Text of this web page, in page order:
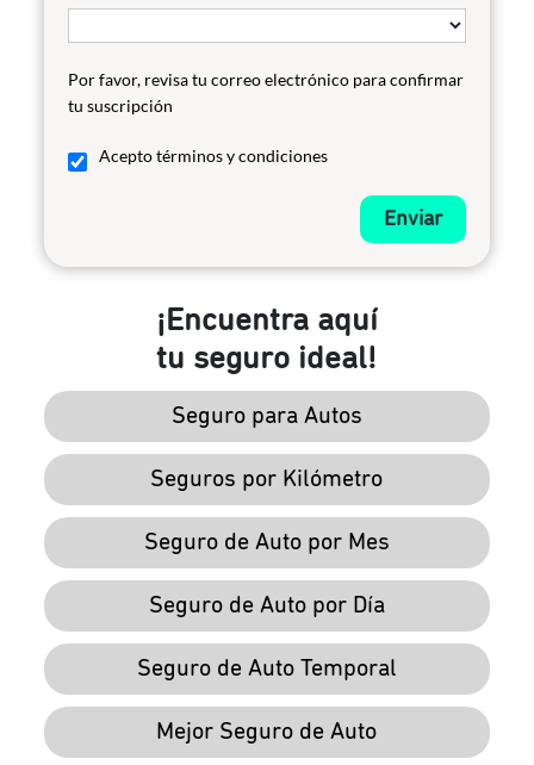
Por favor, revisa tu correo electrónico para confirmar
tu suscripción
Acepto términos y condiciones
Enviar
¡Encuentra aquí
tu seguro ideal!
Seguro para Autos
Seguros por Kilómetro
Seguro de Auto por Mes
Seguro de Auto por Día
Seguro de Auto Temporal
Mejor Seguro de Auto